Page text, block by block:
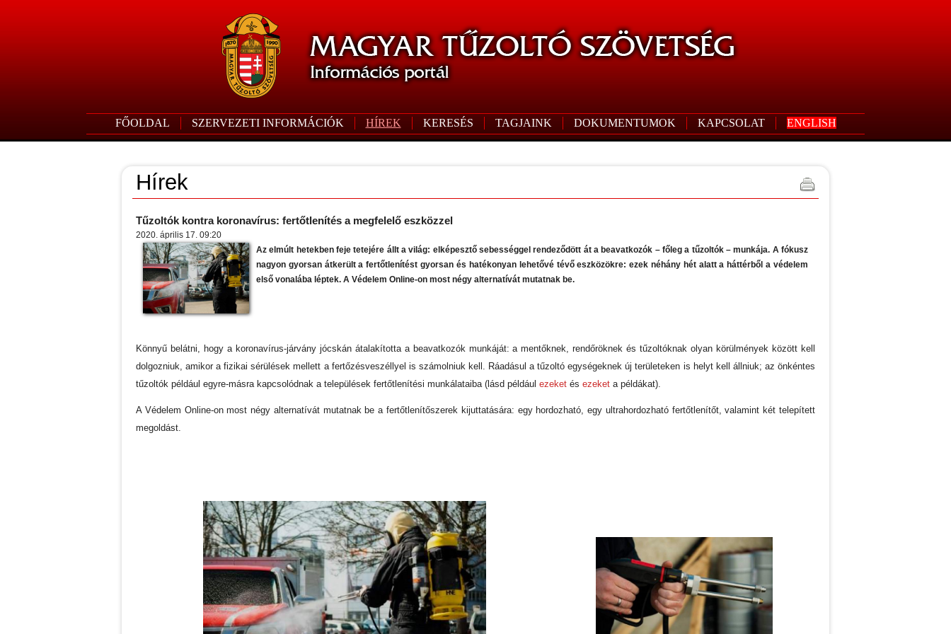
FŐOLDAL SZERVEZETI INFORMÁCIÓK HÍREK KERESÉS TAGJAINK DOKUMENTUMOK KAPCSOLAT ENGLISH
Hírek
Tűzoltók kontra koronavírus: fertőtlenítés a megfelelő eszközzel
2020. április 17. 09:20
Az elmúlt hetekben feje tetejére állt a világ: elképesztő sebességgel rendeződött át a beavatkozók – főleg a tűzoltók – munkája. A fókusz
nagyon gyorsan átkerült a fertőtlenítést gyorsan és hatékonyan lehetővé tévő eszközökre: ezek néhány hét alatt a háttérből a védelem
első vonalába léptek. A Védelem Online-on most négy alternatívát mutatnak be.
Könnyű belátni, hogy a koronavírus-járvány jócskán átalakította a beavatkozók munkáját: a mentőknek, rendőröknek és tűzoltóknak olyan körülmények között kell
dolgozniuk, amikor a fizikai sérülések mellett a fertőzésveszéllyel is számolniuk kell. Ráadásul a tűzoltó egységeknek új területeken is helyt kell állniuk; az önkéntes
tűzoltók például egyre-másra kapcsolódnak a települések fertőtlenítési munkálataiba (lásd például ezeket és ezeket a példákat).
A Védelem Online-on most négy alternatívát mutatnak be a fertőtlenítőszerek kijuttatására: egy hordozható, egy ultrahordozható fertőtlenítőt, valamint két telepített
megoldást.